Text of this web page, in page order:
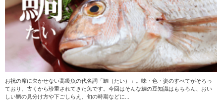
お祝の席に欠かせない高級魚の代名詞「鯛（たい）」。味・色・姿のすべてがそろっ
ており、古くから珍重されてきた魚です。今回はそんな鯛の豆知識はもちろん、おい
しい鯛の見分け方や下ごしらえ、旬の時期などに...